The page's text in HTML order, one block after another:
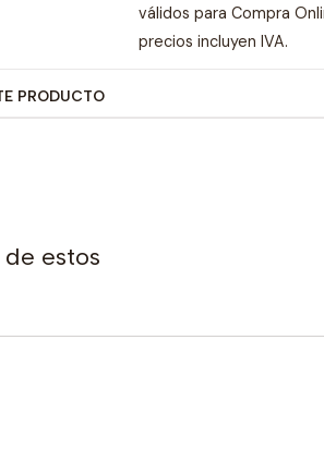
válidos para Compra
precios incluyen IVA.
PRODUCTO
estos